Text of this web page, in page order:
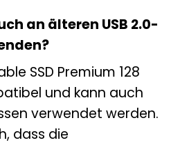
an älteren USB 2.0-
SSD Premium 128
und kann auch
verwendet werden.
dass die